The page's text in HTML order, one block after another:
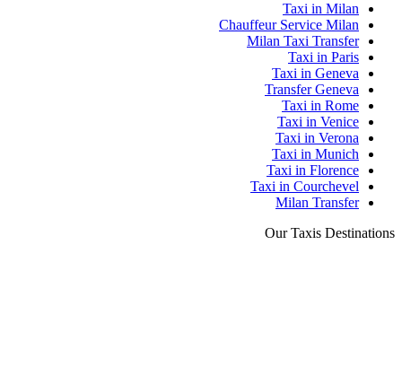
Taxi in Milan
Chauffeur Service Milan
Milan Taxi Transfer
Taxi in Paris
Taxi in Geneva
Transfer Geneva
Taxi in Rome
Taxi in Venice
Taxi in Verona
Taxi in Munich
Taxi in Florence
Taxi in Courchevel
Milan Transfer
Our Taxis Destinations